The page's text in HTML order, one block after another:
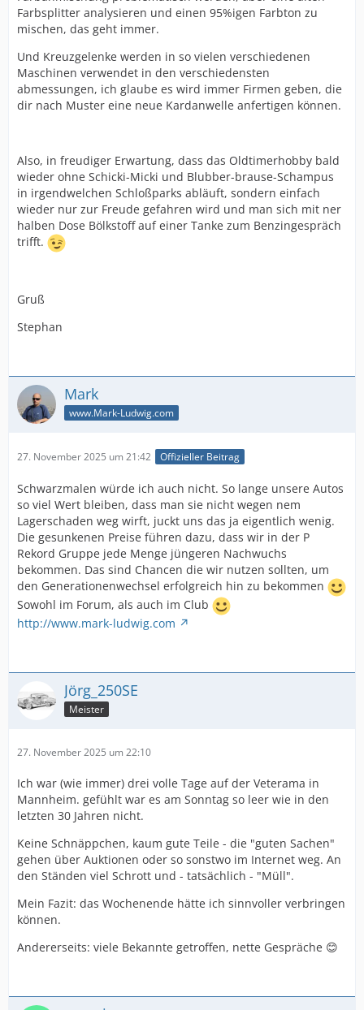
Farbsplitter analysieren und einen 95%igen Farbton zu
mischen, das geht immer.
Und Kreuzgelenke werden in so vielen verschiedenen
Maschinen verwendet in den verschiedensten
abmessungen, ich glaube es wird immer Firmen geben, die
dir nach Muster eine neue Kardanwelle anfertigen können.
Also, in freudiger Erwartung, dass das Oldtimerhobby bald
wieder ohne Schicki-Micki und Blubber-brause-Schampus
in irgendwelchen Schloßparks abläuft, sondern einfach
wieder nur zur Freude gefahren wird und man sich mit ner
halben Dose Bölkstoff auf einer Tanke zum Benzingespräch
trifft.
Gruß
Stephan
Mark
www.Mark-Ludwig.com
27. November 2025 um 21:42 Offizieller Beitrag
Schwarzmalen würde ich auch nicht. So lange unsere Autos
so viel Wert bleiben, dass man sie nicht wegen nem
Lagerschaden weg wirft, juckt uns das ja eigentlich wenig.
Die gesunkenen Preise führen dazu, dass wir in der P
Rekord Gruppe jede Menge jüngeren Nachwuchs
bekommen. Das sind Chancen die wir nutzen sollten, um
den Generationenwechsel erfolgreich hin zu bekommen
Sowohl im Forum, als auch im Club
http://www.mark-ludwig.com
Jörg_250SE
Meister
27. November 2025 um 22:10
Ich war (wie immer) drei volle Tage auf der Veterama in
Mannheim. gefühlt war es am Sonntag so leer wie in den
letzten 30 Jahren nicht.
Keine Schnäppchen, kaum gute Teile - die "guten Sachen"
gehen über Auktionen oder so sonstwo im Internet weg. An
den Ständen viel Schrott und - tatsächlich - "Müll".
Mein Fazit: das Wochenende hätte ich sinnvoller verbringen
können.
Andererseits: viele Bekannte getroffen, nette Gespräche 😊